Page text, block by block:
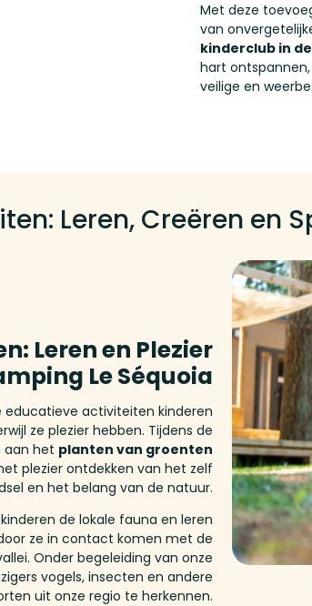
Met deze
van
kinderclub in
hart
veilige en
Leren, Creëren en
Leren en Plezier
Le Séquoia
educatieve activiteiten kinderen
ze plezier hebben. Tijdens de
aan het planten van groenten
plezier ontdekken van het zelf
en het belang van de natuur.
de lokale fauna en leren
ze in contact komen met de
Onder begeleiding van onze
vogels, insecten en andere
uit onze regio te herkennen.